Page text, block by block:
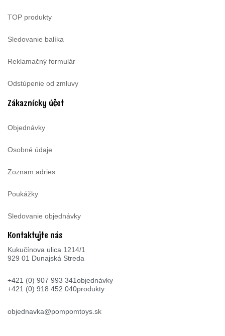
TOP produkty
Sledovanie balíka
Reklamačný formulár
Odstúpenie od zmluvy
Zákaznícky účet
Objednávky
Osobné údaje
Zoznam adries
Poukážky
Sledovanie objednávky
Kontaktujte nás
Kukučínova ulica 1214/1
929 01 Dunajská Streda
+421 (0) 907 993 341objednávky
+421 (0) 918 452 040produkty
objednavka@pompomtoys.sk